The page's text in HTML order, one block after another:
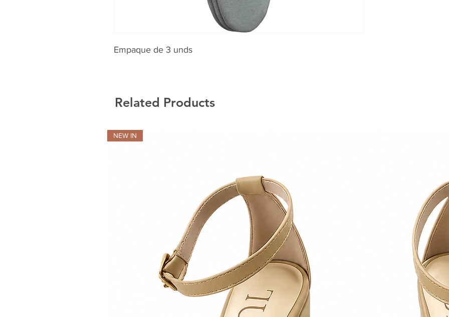
Empaque de 3 unds
Related Products
NEW IN